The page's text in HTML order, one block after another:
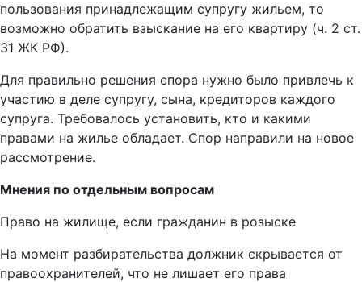
пользования принадлежащим супругу жильем, то
возможно обратить взыскание на его квартиру (ч. 2 ст.
31 ЖК РФ).
Для правильно решения спора нужно было привлечь к
участию в деле супругу, сына, кредиторов каждого
супруга. Требовалось установить, кто и какими
правами на жилье обладает. Спор направили на новое
рассмотрение.
Мнения по отдельным вопросам
Право на жилище, если гражданин в розыске
На момент разбирательства должник скрывается от
правоохранителей, что не лишает его права